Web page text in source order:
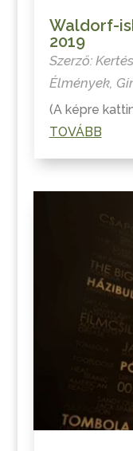
Waldorf-
2019
Szerző:
Élmények,
(A képre
TOVÁBB